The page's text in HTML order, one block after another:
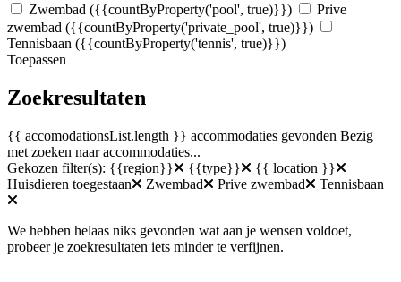
Zwembad ({{countByProperty('pool', true)}})
Prive
zwembad ({{countByProperty('private_pool', true)}})
Tennisbaan ({{countByProperty('tennis', true)}})
Toepassen
Zoekresultaten
{{ accomodationsList.length }} accommodaties gevonden Bezig
met zoeken naar accommodaties...
Gekozen filter(s): {{region}} {{type}}
{{ location }}
Huisdieren toegestaan
Zwembad Prive zwembad Tennisbaan
We hebben helaas niks gevonden wat aan je wensen voldoet,
probeer je zoekresultaten iets minder te verfijnen.